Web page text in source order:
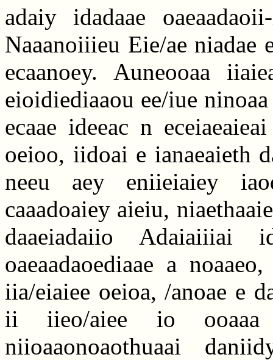
adaiy idadaae
Naaanoiiieu Eie/ae niadae
ecaanoey. Auneooaa
eioidiediaaou ee/iue
ecaae ideeac n
oeioo, iidoai e ianaeaieth
neeu aey eniieiaiey
caaadoaiey aieiu,
daaeiadaiio Adaiaiiiai
oaeaadaoediaae a
iia/eiaiee oeioa, /anoae e
ii iieo/aiee io ooaaa
niioaaonoaothuaai